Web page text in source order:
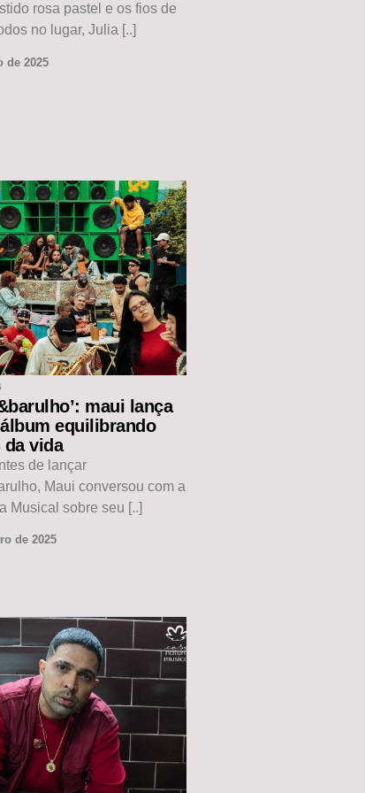
rosa pastel e os fios de
no lugar, Julia [..]
de 2025
maui lança
equilibrando
da vida
de lançar
Maui conversou com a
Musical sobre seu [..]
de 2025